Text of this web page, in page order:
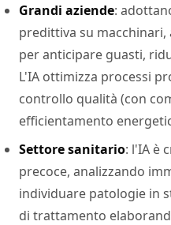
Grandi aziende:
predittiva su
per anticipare guasti,
L'IA ottimizza processi
controllo qualità (con
efficientamento
Settore sanitario: l'IA è
precoce, analizzando
individuare patologie in
di trattamento